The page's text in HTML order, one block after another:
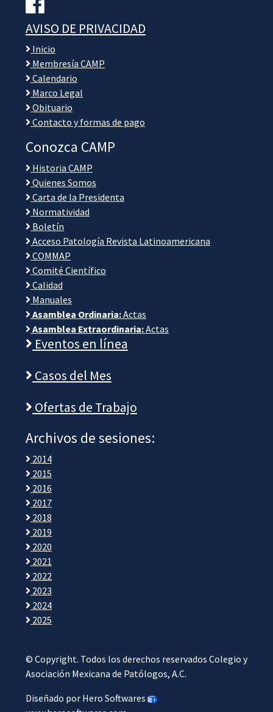
AVISO DE PRIVACIDAD
Inicio
Membresía CAMP
Calendario
Marco Legal
Obituario
Contacto y formas de pago
Conozca CAMP
Historia CAMP
Quienes Somos
Carta de la Presidenta
Normatividad
Boletín
Acceso Patología Revista Latinoamericana
COMMAP
Comité Científico
Calidad
Manuales
Asamblea Ordinaria:Actas
Asamblea Extraordinaria:Actas
Eventos en línea
Casos del Mes
Ofertas de Trabajo
Archivos de sesiones:
2014
2015
2016
2017
2018
2019
2020
2021
2022
2023
2024
2025
© Copyright. Todos los derechos reservados Colegio y
Asociación Mexicana de Patólogos, A.C.
Diseñado por Hero Softwares